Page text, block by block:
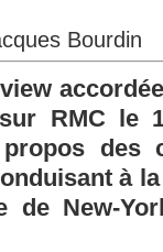
Bourdin
RMC le
des
à
de New-